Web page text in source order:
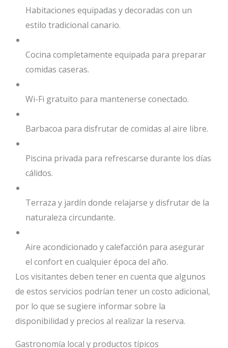
Habitaciones equipadas y decoradas con un
estilo tradicional canario.
Cocina completamente equipada para preparar
comidas caseras.
Wi-Fi gratuito para mantenerse conectado.
Barbacoa para disfrutar de comidas al aire libre.
Piscina privada para refrescarse durante los días
cálidos.
Terraza y jardín donde relajarse y disfrutar de la
naturaleza circundante.
Aire acondicionado y calefacción para asegurar
el confort en cualquier época del año.
Los visitantes deben tener en cuenta que algunos
de estos servicios podrían tener un costo adicional,
por lo que se sugiere informar sobre la
disponibilidad y precios al realizar la reserva.
Gastronomía local y productos típicos